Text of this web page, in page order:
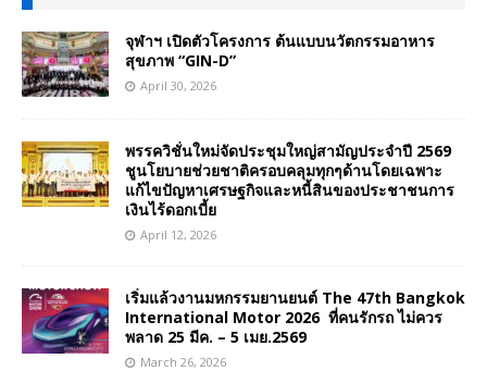
จุฬาฯ เปิดตัวโครงการ ต้นแบบนวัตกรรมอาหาร
สุขภาพ “GIN-D”
April 30, 2026
พรรควิชั่นใหม่จัดประชุมใหญ่สามัญประจำปี 2569
ชูนโยบายช่วยชาติครอบคลุมทุกๆด้านโดยเฉพาะ
แก้ไขปัญหาเศรษฐกิจและหนี้สินของประชาชนการ
เงินไร้ดอกเบี้ย
April 12, 2026
เริ่มแล้วงานมหกรรมยานยนต์ The 47th Bangkok
International Motor 2026 ที่คนรักรถ ไม่ควร
พลาด 25 มีค. – 5 เมย.2569
March 26, 2026